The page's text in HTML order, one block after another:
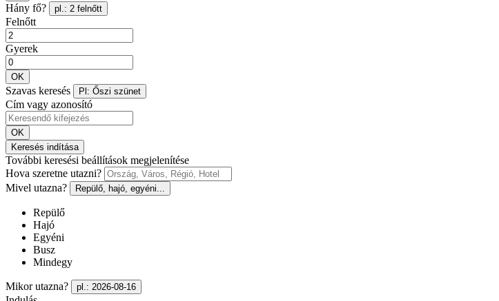
Hány fő? pl.: 2 felnőtt
Felnőtt
Gyerek
OK
Szavas keresés Pl: Őszi szünet
Cím vagy azonosító
OK
Keresés indítása
További keresési beállítások megjelenítése
Hova szeretne utazni?
Mivel utazna?
Repülő, hajó, egyéni...
Repülő
Hajó
Egyéni
Busz
Mindegy
Mikor utazna? pl.: 2026-08-16